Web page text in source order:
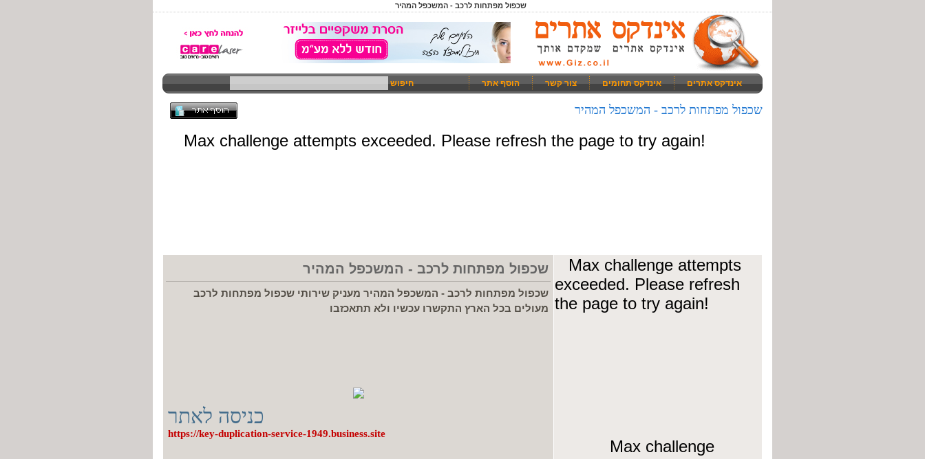
שכפול מפתחות לרכב - המשכפל המהיר
אינדקס אתרים אינדקס תחומים צור קשר הוסף אתר חיפוש
שכפול מפתחות לרכב - המשכפל המהיר
שכפול מפתחות לרכב - המשכפל המהיר
שכפול מפתחות לרכב - המשכפל המהיר מעניק שירותי שכפול מפתחות לרכב
מעולים בכל הארץ התקשרו עכשיו ולא תתאכזבו
כניסה לאתר
https://key-duplication-service-1949.business.site